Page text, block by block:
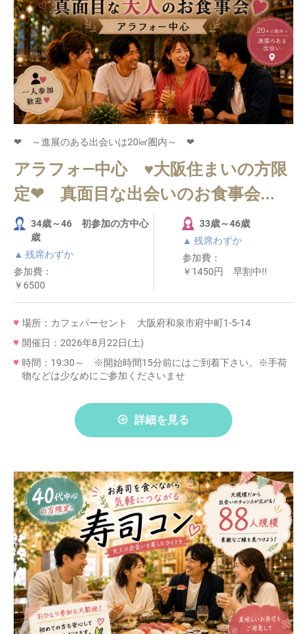
❤ ～進展のある出会いは20㎢圏内～ ❤
アラフォ―中心 ♥大阪住まいの方限
定❤ 真面目な出会いのお食事会...
34歳～46 初参加の方中心
歳
▲ 残席わずか
参加費：
￥6500
33歳～46歳
▲ 残席わずか
参加費：
￥1450円 早割中!!
場所：カフェパーセント 大阪府和泉市府中町1-5-14
開催日：2026年8月22日(土)
時間：19:30～ ※開始時間15分前にはご到着下さい。※手荷
物などは少なめにご参加くださいませ
詳細を見る